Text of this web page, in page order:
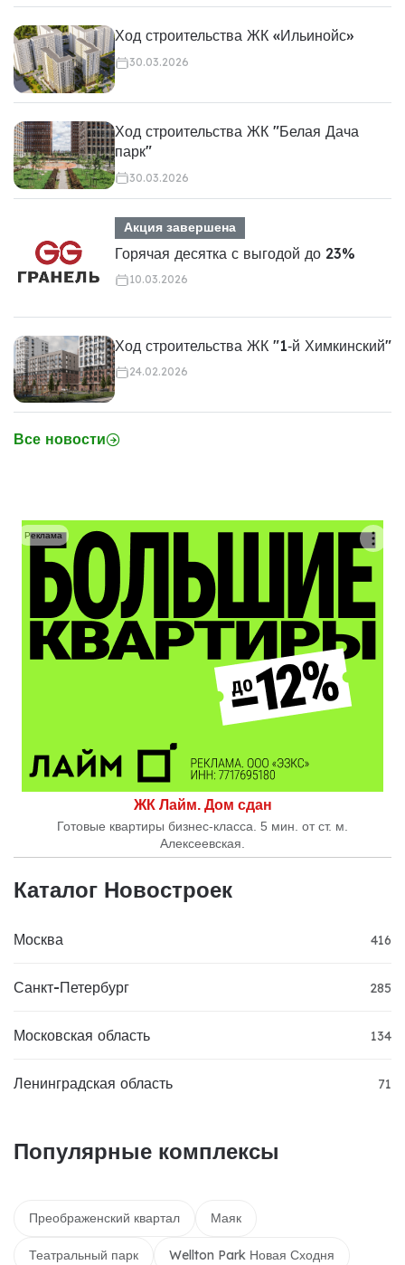
Ход строительства ЖК «Ильинойс»
30.03.2026
Ход строительства ЖК "Белая Дача
парк"
30.03.2026
Акция завершена
Горячая десятка с выгодой до 23%
10.03.2026
Ход строительства ЖК "1‑й Химкинский"
24.02.2026
Все новости
ЖК Лайм. Дом сдан
Готовые квартиры бизнес-класса. 5 мин. от ст. м.
Алексеевская.
Реклама
Каталог Новостроек
Москва 416
Санкт-Петербург 285
Московская область 134
Ленинградская область 71
Популярные комплексы
Преображенский квартал Маяк
Театральный парк Wellton Park Новая Сходня